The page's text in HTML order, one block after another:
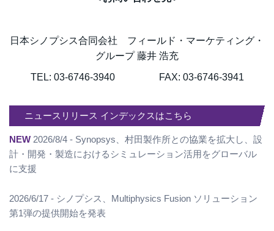
日本シノプシス合同会社 フィールド・マーケティング・
グループ 藤井 浩充
TEL: 03-6746-3940 FAX: 03-6746-3941
ニュースリリース インデックスはこちら
NEW 2026/8/4 - Synopsys、村田製作所との協業を拡大し、設
計・開発・製造におけるシミュレーション活用をグローバル
に支援
2026/6/17 - シノプシス、Multiphysics Fusion ソリューション
第1弾の提供開始を発表